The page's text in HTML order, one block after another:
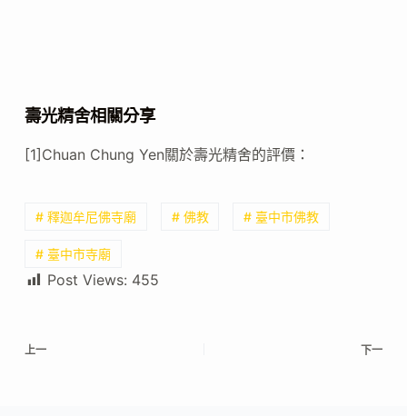
壽光精舍相關分享
[1]Chuan Chung Yen關於壽光精舍的評價：
# 釋迦牟尼佛寺廟 # 佛教 # 臺中市佛教
# 臺中市寺廟
Post Views: 455
上一 下一